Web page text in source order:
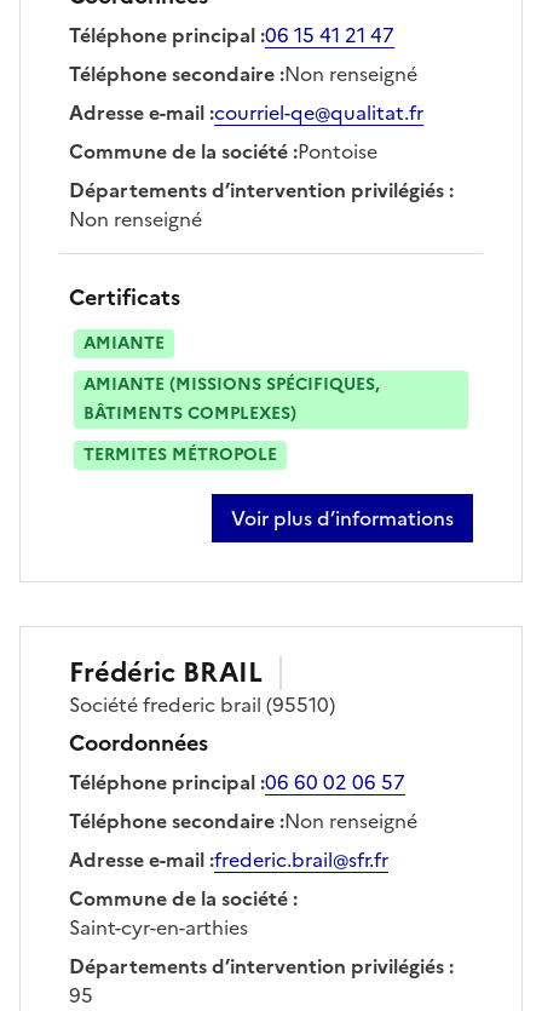
Téléphone principal:06 15 41 21 47
Téléphone secondaire:Non renseigné
Adresse e-mail:courriel-qe@qualitat.fr
Commune de la société:Pontoise
Départements d’intervention privilégiés:
Non renseigné
Certificats
AMIANTE
AMIANTE (MISSIONS SPÉCIFIQUES,
BÂTIMENTS COMPLEXES)
TERMITES MÉTROPOLE
Voir plus d’informations
sur tony poirier
Frédéric BRAIL
Sociétéfrederic brail (95510)
Coordonnées
Téléphone principal:06 60 02 06 57
Téléphone secondaire:Non renseigné
Adresse e-mail:frederic.brail@sfr.fr
Commune de la société:
Saint-cyr-en-arthies
Départements d’intervention privilégiés:
95